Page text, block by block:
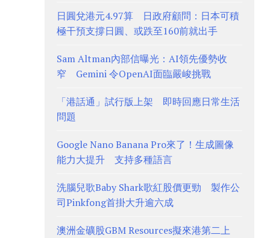
日圓兌港元4.97算 日政府顧問：日本可積
極干預支撐日圓、或跌至160前就出手
Sam Altman內部信曝光：AI領先優勢收
窄 Gemini 令OpenAI面臨嚴峻挑戰
「港話通」試行版上架 即時回應日常生活
問題
Google Nano Banana Pro來了！生成圖像
能力大提升 支持多種語言
洗腦兒歌Baby Shark歌紅股價更勁 製作公
司Pinkfong首掛大升逾六成
澳洲金礦股GBM Resources擬來港第二上